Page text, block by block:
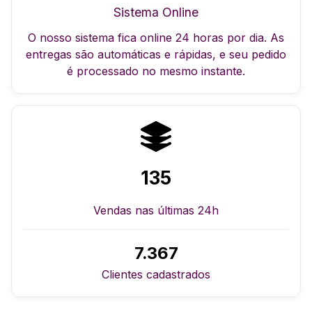
Sistema Online
O nosso sistema fica online 24 horas por dia. As
entregas são automáticas e rápidas, e seu pedido
é processado no mesmo instante.
135
Vendas nas últimas 24h
7.367
Clientes cadastrados